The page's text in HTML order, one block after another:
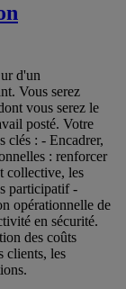
d'un
Vous serez
vous serez le
posté. Votre
clés : - Encadrer,
: renforcer
collective, les
participatif -
opérationnelle de
en sécurité.
des coûts
clients, les